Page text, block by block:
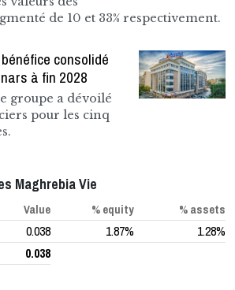
de 10 et 33% respectivement.
consolidé
à fin 2028
groupe a dévoilé
pour les cinq
Maghrebia Vie
Value % equity % assets
0.038 1.87%
1.28%
0.038